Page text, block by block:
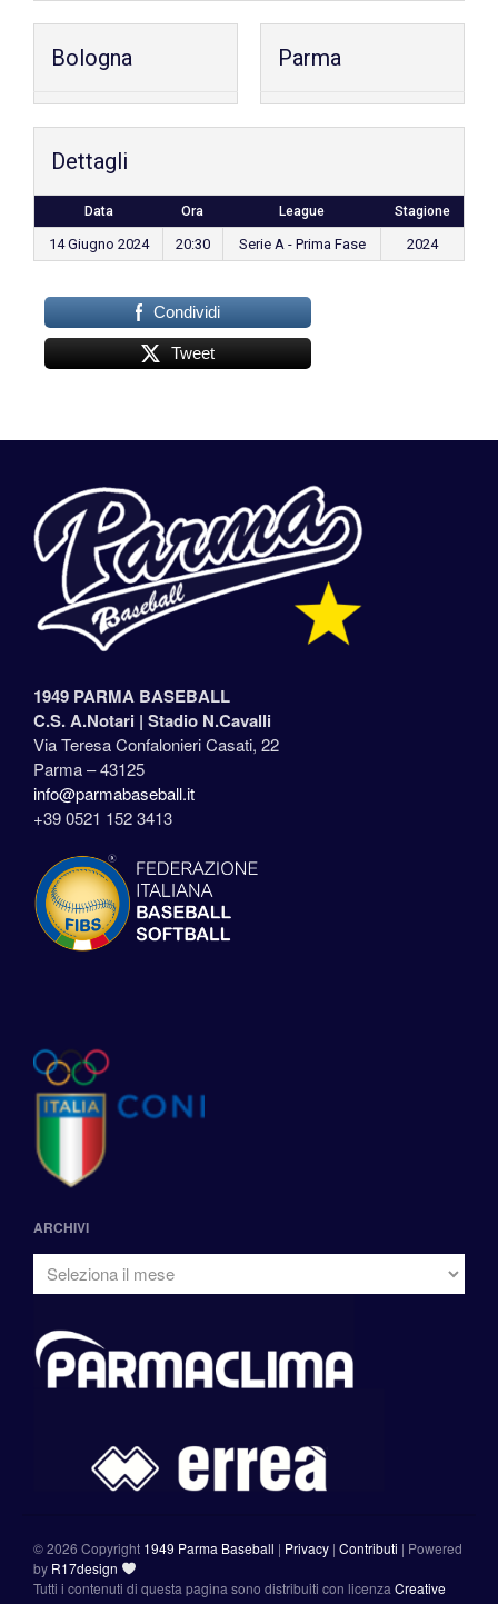
Bologna Parma
Dettagli
Data Ora League Stagione
14 Giugno 2024 20:30 Serie A - Prima Fase 2024
Condividi
Tweet
1949 PARMA BASEBALL
C.S. A.Notari | Stadio N.Cavalli
Via Teresa Confalonieri Casati, 22
Parma – 43125
info@parmabaseball.it
+39 0521 152 3413
ARCHIVI
©2026 Copyright 1949 Parma Baseball | Privacy | Contributi | Powered
by R17design
Tutti i contenuti di questa pagina sono distribuiti con licenza Creative